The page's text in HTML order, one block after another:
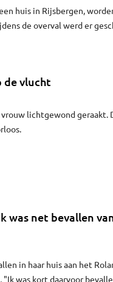
huis in Rijsbergen,
de overval werd er
de vlucht
lichtgewond geraakt.
was net bevallen
in haar huis aan het
was kort daarvoor